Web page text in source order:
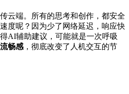
云端。所有的思考和创作，都安全
度呢？因为少了网络延迟，响应快
AI辅助建议，可能就是一次呼吸
畅感 ，彻底改变了人机交互的节